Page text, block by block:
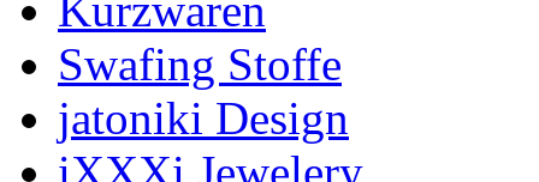
Swafing Stoffe
jatoniki Design
iXXXi Jewelery